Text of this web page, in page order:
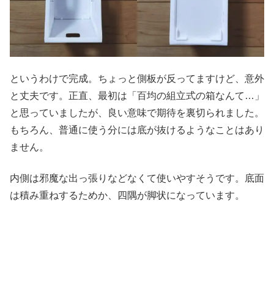
というわけで完成。ちょっと側板が反ってますけど、意外
と丈夫です。正直、最初は「百均の組立式の箱なんて…」
と思っていましたが、良い意味で期待を裏切られました。
もちろん、普通に使う分には底が抜けるようなことはあり
ません。
内側は邪魔な出っ張りなどなくて使いやすそうです。底面
は積み重ねするためか、四隅が脚状になっています。